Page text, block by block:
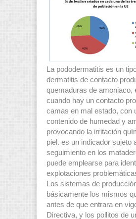
La pododermatitis es un
dermatitis de contacto
quemaduras de amoniaco,
cuando hay un contacto
camas en mal estado, con
contenido de humedad y
provocando la irritación
piel. es un indicador sujeto
seguimiento en los
puede emplearse para
explotaciones
Los sistemas de
básicamente los mismos
antes de que entrara en
Directiva, y los pollitos de